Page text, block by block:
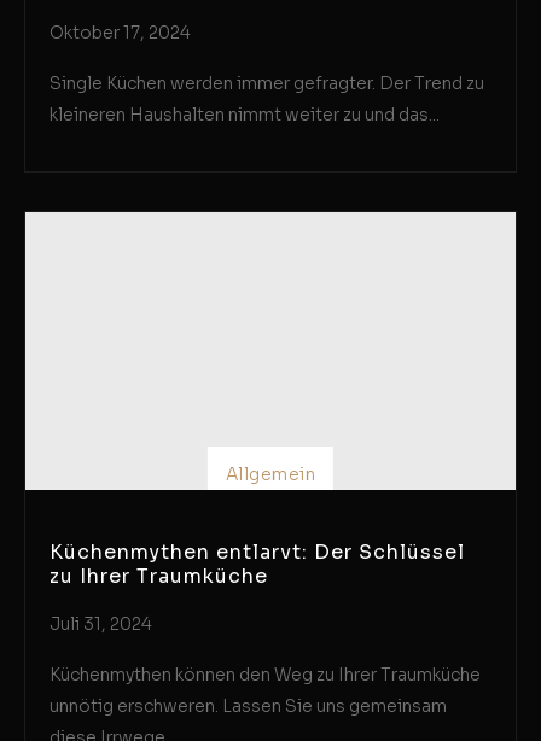
Oktober 17, 2024
Single Küchen werden immer gefragter. Der Trend zu
kleineren Haushalten nimmt weiter zu und das...
Allgemein
Küchenmythen entlarvt: Der Schlüssel
zu Ihrer Traumküche
Juli 31, 2024
Küchenmythen können den Weg zu Ihrer Traumküche
unnötig erschweren. Lassen Sie uns gemeinsam